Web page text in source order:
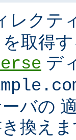
レクテ
取得
デ
バの
換え